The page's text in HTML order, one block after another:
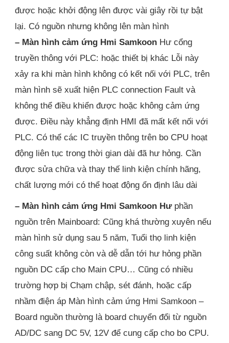
được hoặc khởi động lên được vài giây rồi tự bật
lại. Có nguồn nhưng không lên màn hình
– Màn hình cảm ứng Hmi Samkoon Hư cổng
truyền thông với PLC: hoặc thiết bị khác Lỗi này
xảy ra khi màn hình không có kết nối với PLC, trên
màn hình sẽ xuất hiện PLC connection Fault và
không thể điều khiển được hoặc không cảm ứng
được. Điều này khẳng định HMI đã mất kết nối với
PLC. Có thể các IC truyền thông trên bo CPU hoạt
động liên tục trong thời gian dài đã hư hỏng. Cần
được sửa chữa và thay thế linh kiện chính hãng,
chất lượng mới có thể hoạt động ổn định lâu dài
– Màn hình cảm ứng Hmi Samkoon Hưphần
nguồn trên Mainboard: Cũng khá thường xuyên nếu
màn hình sử dụng sau 5 năm, Tuổi thọ linh kiện
công suất không còn và dễ dẫn tới hư hỏng phần
nguồn DC cấp cho Main CPU… Cũng có nhiều
trường hợp bị Chạm chập, sét đánh, hoặc cấp
nhầm điện áp Màn hình cảm ứng Hmi Samkoon –
Board nguồn thường là board chuyển đổi từ nguồn
AD/DC sang DC 5V, 12V để cung cấp cho bo CPU.